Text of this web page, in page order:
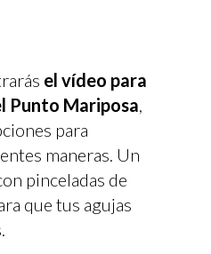
el vídeo para
Punto Mariposa,
para
maneras. Un
pinceladas de
que tus agujas